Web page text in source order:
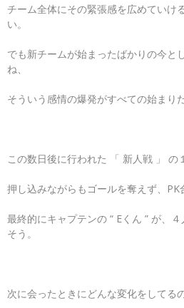
チーム全体にその緊張感を広めていけ
い。
でも新チームが始まったばかりの今と
ね、
そういう感情の爆発がすべての始まり
この数日後に行われた 「 新人戦 」 の
押し込みながらもゴールを奪えず、PK
最終的にキャプテンの “ Eくん ” が、
そう。
次に会ったときにどんな変化をしてる